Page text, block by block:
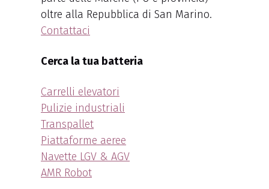
oltre alla Repubblica di San Marino.
Contattaci
Cerca la tua batteria
Carrelli elevatori
Pulizie industriali
Transpallet
Piattaforme aeree
Navette LGV & AGV
AMR Robot